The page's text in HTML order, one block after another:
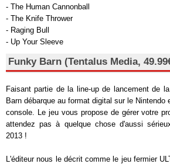
- The Human Cannonball
- The Knife Thrower
- Raging Bull
- Up Your Sleeve
Funky Barn (Tentalus Media,
Faisant partie de la line-up de lancement de
Barn débarque au format digital sur le Nintendo
console. Le jeu vous propose de gérer votre
attendez pas à quelque chose d'aussi
2013 !
L'éditeur nous le décrit comme le jeu fermier